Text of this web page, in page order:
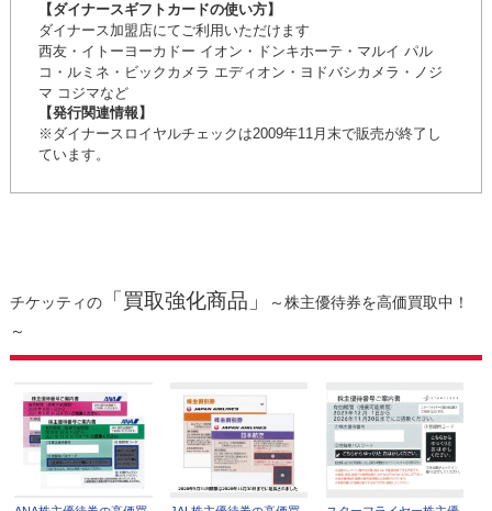
【ダイナースギフトカードの使い方】
ダイナース加盟店にてご利用いただけます
西友・イトーヨーカドー イオン・ドンキホーテ・マルイ パル
コ・ルミネ・ビックカメラ エディオン・ヨドバシカメラ・ノジ
マ コジマなど
【発行関連情報】
※ダイナースロイヤルチェックは2009年11月末で販売が終了し
ています。
チケッティの「買取強化商品」
～株主優待券を高価買取中！
～